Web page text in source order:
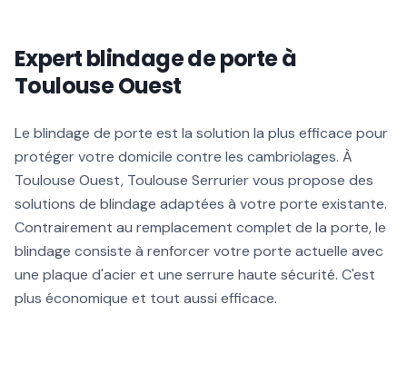
Expert blindage de porte à
Toulouse Ouest
Le blindage de porte est la solution la plus efficace pour
protéger votre domicile contre les cambriolages. À
Toulouse Ouest, Toulouse Serrurier vous propose des
solutions de blindage adaptées à votre porte existante.
Contrairement au remplacement complet de la porte, le
blindage consiste à renforcer votre porte actuelle avec
une plaque d'acier et une serrure haute sécurité. C'est
plus économique et tout aussi efficace.